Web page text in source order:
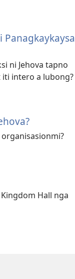
ni Jehova tapno
intero a lubong?
Hall nga